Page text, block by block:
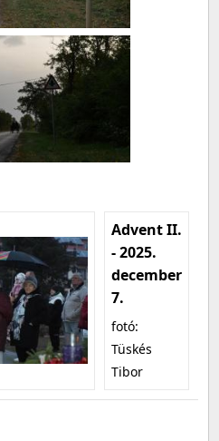
Advent II.
- 2025.
december
7.
fotó:
Tüskés
Tibor